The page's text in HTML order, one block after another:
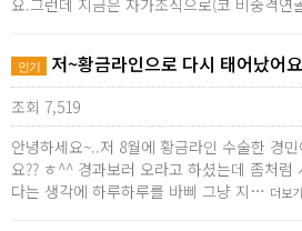
요.그런데 지금은 자가조직으로(코 비중격연
인기 저~황금라인으로 다시 태어났어
조회 7,519
안녕하세요~..저 8월에 황금라인 수술한 경
요?? ㅎ^^ 경과보러 오라고 하셨는데 좀처럼
다는 생각에 하루하루를 바삐 그냥 지… 더보기